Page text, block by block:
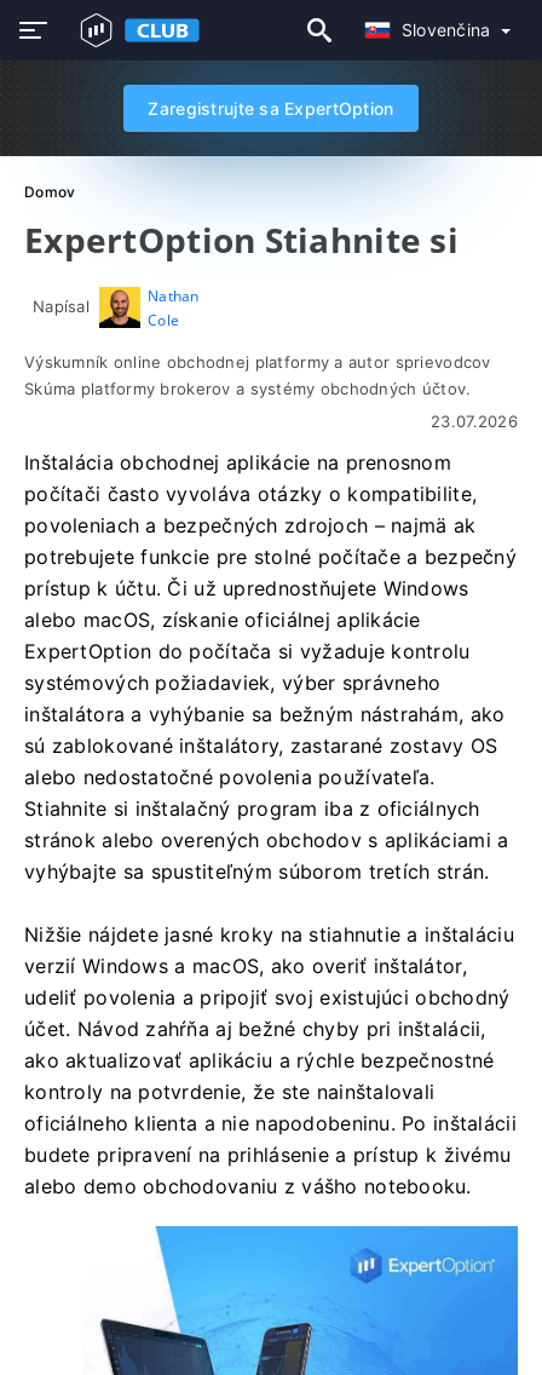
Slovenčina
Zaregistrujte sa ExpertOption
Domov
ExpertOption Stiahnite si
Napísal
Nathan
Cole
Výskumník online obchodnej platformy a autor sprievodcov
Skúma platformy brokerov a systémy obchodných účtov.
23.07.2026
Inštalácia obchodnej aplikácie na prenosnom
počítači často vyvoláva otázky o kompatibilite,
povoleniach a bezpečných zdrojoch – najmä ak
potrebujete funkcie pre stolné počítače a bezpečný
prístup k účtu. Či už uprednostňujete Windows
alebo macOS, získanie oficiálnej aplikácie
ExpertOption do počítača si vyžaduje kontrolu
systémových požiadaviek, výber správneho
inštalátora a vyhýbanie sa bežným nástrahám, ako
sú zablokované inštalátory, zastarané zostavy OS
alebo nedostatočné povolenia používateľa.
Stiahnite si inštalačný program iba z oficiálnych
stránok alebo overených obchodov s aplikáciami a
vyhýbajte sa spustiteľným súborom tretích strán.
Nižšie nájdete jasné kroky na stiahnutie a inštaláciu
verzií Windows a macOS, ako overiť inštalátor,
udeliť povolenia a pripojiť svoj existujúci obchodný
účet. Návod zahŕňa aj bežné chyby pri inštalácii,
ako aktualizovať aplikáciu a rýchle bezpečnostné
kontroly na potvrdenie, že ste nainštalovali
oficiálneho klienta a nie napodobeninu. Po inštalácii
budete pripravení na prihlásenie a prístup k živému
alebo demo obchodovaniu z vášho notebooku.